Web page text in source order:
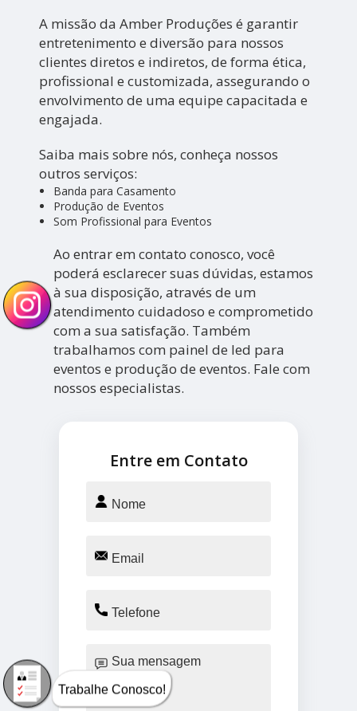
A missão da Amber Produções é garantir
entretenimento e diversão para nossos
clientes diretos e indiretos, de forma ética,
profissional e customizada, assegurando o
envolvimento de uma equipe capacitada e
engajada.
Saiba mais sobre nós, conheça nossos
outros serviços:
Banda para Casamento
Produção de Eventos
Som Profissional para Eventos
Ao entrar em contato conosco, você
poderá esclarecer suas dúvidas, estamos
à sua disposição, através de um
atendimento cuidadoso e comprometido
com a sua satisfação. Também
trabalhamos com painel de led para
eventos e produção de eventos. Fale com
nossos especialistas.
Entre em Contato
Trabalhe Conosco!